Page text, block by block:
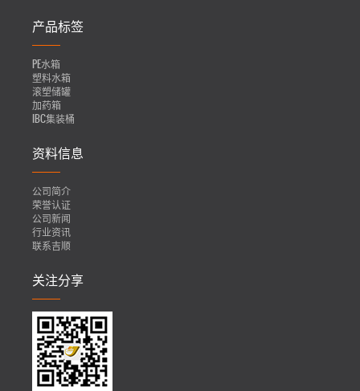
产品标签
PE水箱
塑料水箱
滚塑储罐
加药箱
IBC集装桶
资料信息
公司简介
荣誉认证
公司新闻
行业资讯
联系吉顺
关注分享